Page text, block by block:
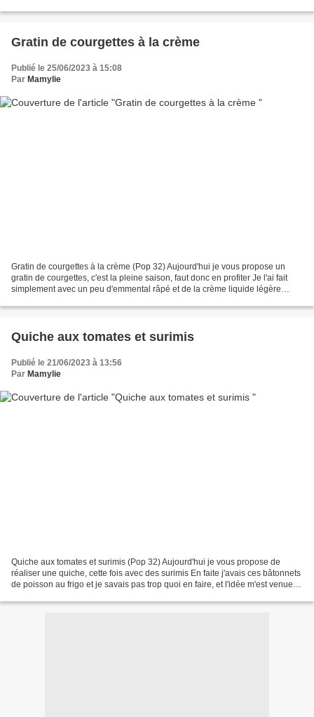
Gratin de courgettes à la crème
Publié le 25/06/2023 à 15:08
Par Mamylie
Gratin de courgettes à la crème (Pop 32) Aujourd'hui je vous propose un
gratin de courgettes, c'est la pleine saison, faut donc en profiter Je l'ai fait
simplement avec un peu d'emmental râpé et de la crème liquide légère
Quiche aux tomates et surimis
Publié le 21/06/2023 à 13:56
Par Mamylie
Quiche aux tomates et surimis (Pop 32) Aujourd'hui je vous propose de
réaliser une quiche, cette fois avec des surimis En faite j'avais ces bâtonnets
de poisson au frigo et je savais pas trop quoi en faire, et l'idée m'est venue,